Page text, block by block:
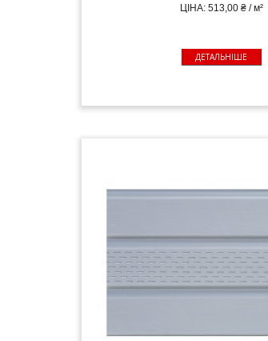
ЦІНА: 513,00 ₴ / м²
ДЕТАЛЬНІШЕ